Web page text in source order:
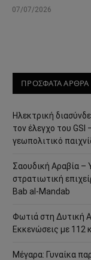
07/07/2026
ΠΡΟΣΦΑΤΑ ΑΡΘΡΑ
Ηλεκτρική
τον έλεγχο του GSI
γεωπολιτικό
Σαουδική Αραβία –
στρατιωτική
Bab al-Mandab
Φωτιά στη Δυτική
Εκκενώσεις με 112
Μέγαρα: Γυναίκα